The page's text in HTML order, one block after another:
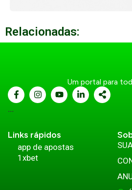
Relacionadas:
Um portal para
...
Links rápidos
app de apostas
1xbet